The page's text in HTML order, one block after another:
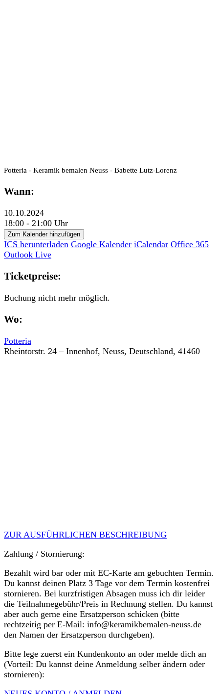
Potteria - Keramik bemalen Neuss - Babette Lutz-Lorenz
Wann:
10.10.2024
18:00 - 21:00 Uhr
Zum Kalender hinzufügen
ICS herunterladen Google Kalender iCalendar Office 365
Outlook Live
Ticketpreise:
Buchung nicht mehr möglich.
Wo:
Potteria
Rheintorstr. 24 – Innenhof, Neuss, Deutschland, 41460
ZUR AUSFÜHRLICHEN BESCHREIBUNG
Zahlung / Stornierung:
Bezahlt wird bar oder mit EC-Karte am gebuchten Termin.
Du kannst deinen Platz 3 Tage vor dem Termin kostenfrei
stornieren. Bei kurzfristigen Absagen muss ich dir leider
die Teilnahmegebühr/Preis in Rechnung stellen. Du kannst
aber auch gerne eine Ersatzperson schicken (bitte
rechtzeitig per E-Mail: info@keramikbemalen-neuss.de
den Namen der Ersatzperson durchgeben).
Bitte lege zuerst ein Kundenkonto an oder melde dich an
(Vorteil: Du kannst deine Anmeldung selber ändern oder
stornieren):